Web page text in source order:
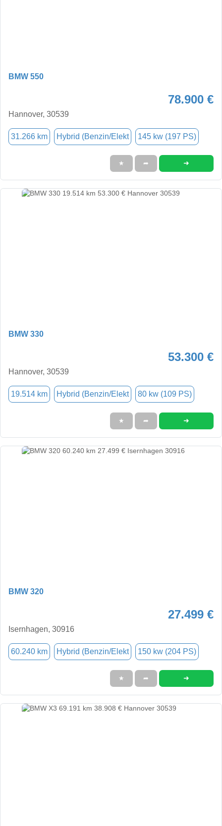
BMW 550
78.900 €
Hannover, 30539
31.266 km Hybrid (Benzin/Elekt 145 kw (197 PS)
★ ➦ ➜
BMW 330
53.300 €
Hannover, 30539
19.514 km Hybrid (Benzin/Elekt 80 kw (109 PS)
★ ➦ ➜
BMW 320
27.499 €
Isernhagen, 30916
60.240 km Hybrid (Benzin/Elekt 150 kw (204 PS)
★ ➦ ➜